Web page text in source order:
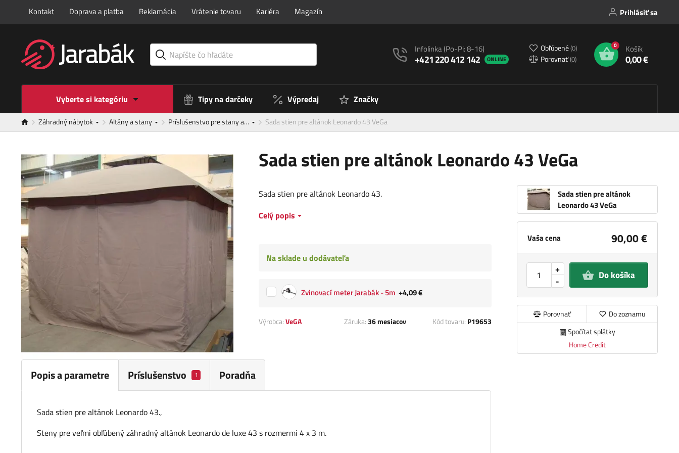
Kontakt Doprava a platba Reklamácia Vrátenie tovaru Kariéra Magazín Prihlásiť sa
Infolinka(Po-Pi: 8-16)
+421 220 412 142 ONLINE
Obľúbené(0)
Porovnať(0)
0 Košík
0,00 €
Vyberte si kategóriu Tipy na darčeky Výpredaj Značky
Záhradný nábytok Altány a stany Príslušenstvo pre stany a… Sada stien pre altánok Leonardo 43 VeGa
Sada stien pre altánok Leonardo 43 VeGa
Sada stien pre altánok
Leonardo 43 VeGa
Vaša cena 90,00 €
-
+ Do košíka
Porovnať
Do zoznamu
Spočítat splátky
Home Credit
Sada stien pre altánok Leonardo 43.
Celý popis
Na sklade u dodávateľa
Zvinovací meter Jarabák - 5m +4,09 €
Výrobca:VeGA Záruka:36 mesiacov Kód tovaru: P19653
Popis a parametre Príslušenstvo 1 Poradňa
Sada stien pre altánok Leonardo 43.,
Steny pre veľmi obľúbený záhradný altánok Leonardo de luxe 43 s rozmermi 4 x 3 m.